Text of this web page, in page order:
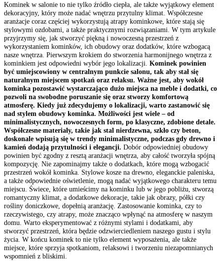
Kominek w salonie to nie tylko źródło ciepła, ale także wyjątkowy element
dekoracyjny, który może nadać wnętrzu przytulny klimat. Współczesne
aranżacje coraz częściej wykorzystują atrapy kominkowe, które stają się
stylowymi ozdobami, a także praktycznymi rozwiązaniami. W tym artykule
przyjrzymy się, jak stworzyć piękną i nowoczesną przestrzeń z
wykorzystaniem kominków, ich obudowy oraz dodatków, które wzbogacą
nasze wnętrza. Pierwszym krokiem do stworzenia harmonijnego wnętrza z
kominkiem jest odpowiedni wybór jego lokalizacji. Kominek powinien
być umiejscowiony w centralnym punkcie salonu, tak aby stał się
naturalnym miejscem spotkań oraz relaksu. Ważne jest, aby wokół
kominka pozostawić wystarczająco dużo miejsca na meble i dodatki, co
pozwoli na swobodne poruszanie się oraz stworzy komfortową
atmosferę. Kiedy już zdecydujemy o lokalizacji, warto zastanowić się
nad stylem obudowy kominka. Możliwości jest wiele – od
minimalistycznych, nowoczesnych form, po klasyczne, zdobione detale.
Współczesne materiały, takie jak stal nierdzewna, szkło czy beton,
doskonale wpisują się w trendy minimalistyczne, podczas gdy drewno i
kamień dodają przytulności i elegancji. Dobór odpowiedniej obudowy
powinien być zgodny z resztą aranżacji wnętrza, aby całość tworzyła spójną
kompozycję. Nie zapominajmy także o dodatkach, które mogą wzbogacić
przestrzeń wokół kominka. Stylowe kosze na drewno, eleganckie paleniska,
a także odpowiednie oświetlenie, mogą nadać wyjątkowego charakteru temu
miejscu. Świece, które umieścimy na kominku lub w jego pobliżu, stworzą
romantyczny klimat, a dodatkowe dekoracje, takie jak obrazy, półki czy
rośliny doniczkowe, dopełnią aranżację. Zastosowanie kominka, czy to
rzeczywistego, czy atrapy, może znacząco wpłynąć na atmosferę w naszym
domu. Warto eksperymentować z różnymi stylami i dodatkami, aby
stworzyć przestrzeń, która będzie odzwierciedleniem naszego gustu i stylu
życia. W końcu kominek to nie tylko element wyposażenia, ale także
miejsce, które sprzyja spotkaniom, relaksowi i tworzeniu niezapomnianych
wspomnień z bliskimi.